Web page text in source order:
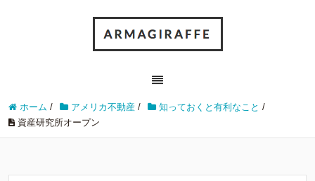
ホーム / アメリカ不動産 / 知っておくと有利なこと /
資産研究所オープン